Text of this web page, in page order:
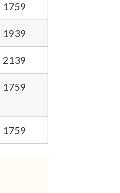
1759
1939
2139
1759
1759